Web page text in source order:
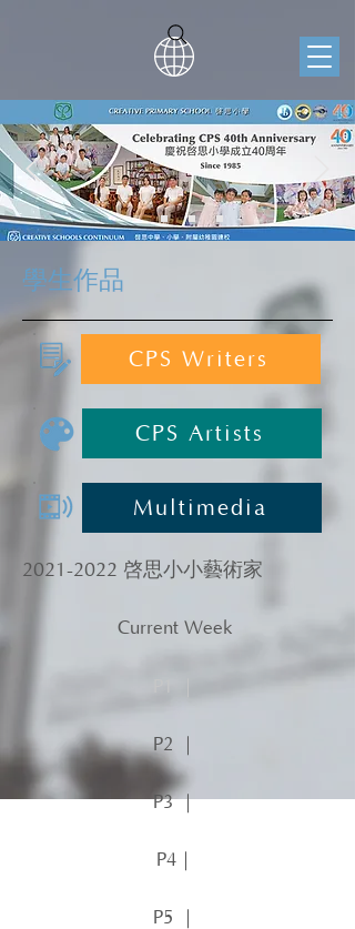
學生作品
CPS Writers
CPS Artists
Multimedia
2021-2022 啓思小小藝術家
Current Week
P2 ｜
P3 ｜
P4｜
P5 ｜